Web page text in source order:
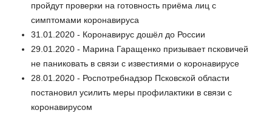
пройдут проверки на готовность приёма лиц с
симптомами коронавируса
31.01.2020 - Коронавирус дошёл до России
29.01.2020 - Марина Гаращенко призывает псковичей
не паниковать в связи с известиями о коронавирусе
28.01.2020 - Роспотребнадзор Псковской области
постановил усилить меры профилактики в связи с
коронавирусом